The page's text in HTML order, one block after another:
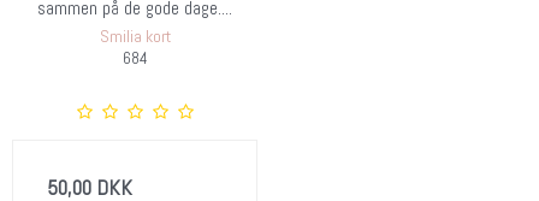
sammen på de gode dage....
Smilia kort
684
50,00 DKK